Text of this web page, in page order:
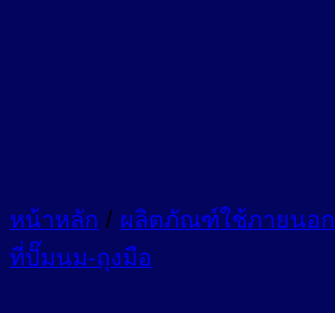
หน้าหลัก / ผลิตภัณฑ์ใช้ภายนอก
ที่ปั๊มนม-ถุงมือ